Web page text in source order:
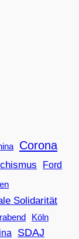
Corona
Ford
Solidarität
Köln
SDAJ